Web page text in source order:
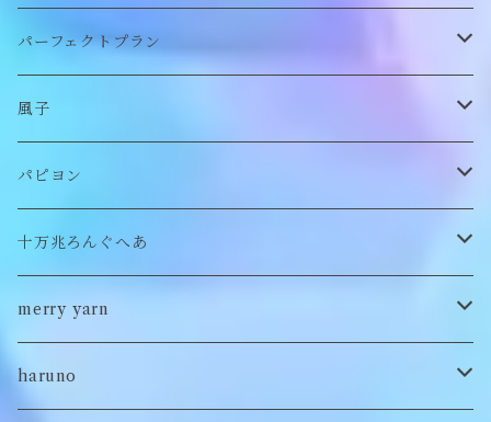
スヌード
チョーカー/ネックレス
バッグ
バブーシュカ
ポンチョ
付け襟
bag/巾着
パンツ
ヘアアクセサリー
雑貨
キッズ
ポーチ
bag/巾着
ピアス/イヤリング
イヤカフ
チョーカー
ヘアバレッタ
リング
ピアス/イヤリング
ブローチ
刺繍キャップ
ロンT
Tシャツ
パーフェクトプラン
ワンピース
トップス
アウター
パンツ
スカート
風子
ぬいぐるみ
刺繍ポーチ
ブローチ
パピヨン
ぬいぐるみ
ぬいぐるみブローチ
ぬいぐるみリング
十万兆ろんぐへあ
ブローチ
マフラー
merry yarn
帽子
haruno